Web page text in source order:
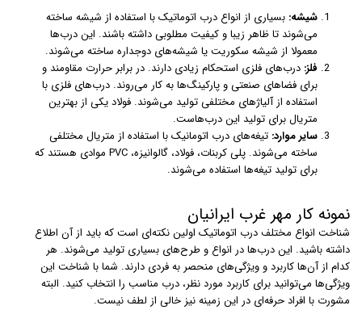
شیشه: بسیاری از انواع درب اتوماتیک با استفاده از شیشه ساخته
می‌شوند تا ظاهر زیبا و کیفیت مطلوبی داشته باشند. این درب‌ها
معمولا از شیشه سکوریت یا شیشه‌های دوجداره ساخته می‌شوند.
فلز: درب‌های فلزی استحکام زیادی دارند. در برابر حرارت مقاومند و
برای فضاهای صنعتی و پارکینگ‌ها به کار می‌روند. درب‌های فلزی با
استفاده از آلیاژهای مختلفی تولید می‌شوند. فولاد یکی از بهترین
متریال برای تولید این درب‌هاست.
سایر موارد: تیغه‌های درب اتومانیک با استفاده از متریال مختلفی
ساخته می‌شوند. پلی کربنات، فولاد، گالوانیزه، PVC موادی هستند که
برای تولید تیغه‌ها استفاده می‌شوند.
نمونه کار مهر غرب ایرانیان
شناخت انواع مختلف درب اتوماتیک اولین نکته‌ای است که باید از آن اطلاع
داشته باشید. این درب‌ها در انواع و طرح‌های بسیاری تولید می‌شوند. هر
کدام از آن‌ها کاربرد و ویژگی‌های منحصر به فردی دارند. شما با شناخت این
ویژگی‌ها می‌توانید برای کاربرد مورد نظر، درب مناسب را انتخاب کنید. البته
مشورت با افراد حرفه‌ای در این زمینه نیز خالی از لطف نیست.